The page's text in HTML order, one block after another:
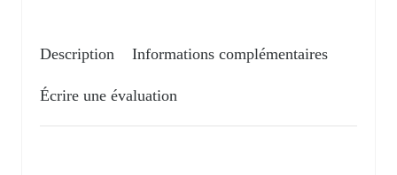
Description Informations complémentaires
Écrire une évaluation